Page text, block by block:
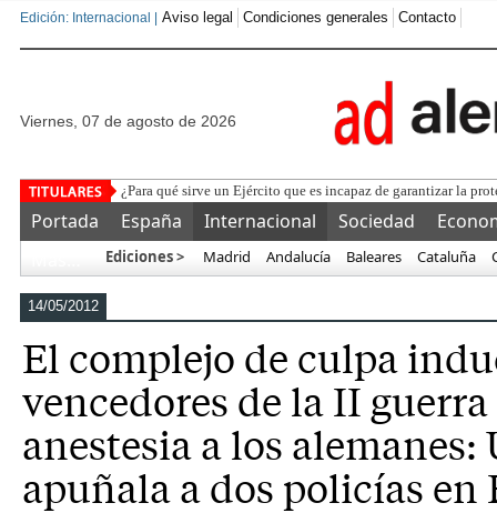
Edición: Internacional | Aviso legal Condiciones generales Contacto
viernes, 07 de agosto de 2026
¿Para qué sirve un Ejército que es incapaz de garantizar la
Portada España Internacional Sociedad
Ediciones > Madrid Andalucía Baleares Cataluña
14/05/2012
El complejo de culpa
vencedores de la II
anestesia a los alemanes:
apuñala a dos policías en